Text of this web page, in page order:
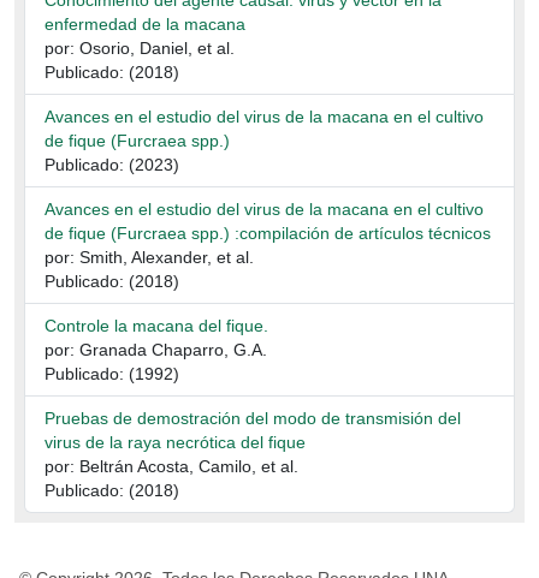
enfermedad de la macana
por: Osorio, Daniel, et al.
Publicado: (2018)
Avances en el estudio del virus de la macana en el cultivo
de fique (Furcraea spp.)
Publicado: (2023)
Avances en el estudio del virus de la macana en el cultivo
de fique (Furcraea spp.) :compilación de artículos técnicos
por: Smith, Alexander, et al.
Publicado: (2018)
Controle la macana del fique.
por: Granada Chaparro, G.A.
Publicado: (1992)
Pruebas de demostración del modo de transmisión del
virus de la raya necrótica del fique
por: Beltrán Acosta, Camilo, et al.
Publicado: (2018)